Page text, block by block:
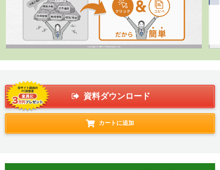
資料ダウンロード
カートに追加